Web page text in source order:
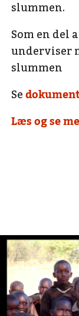
slummen.
Som en del
underviser
slummen
Se
Læs og se